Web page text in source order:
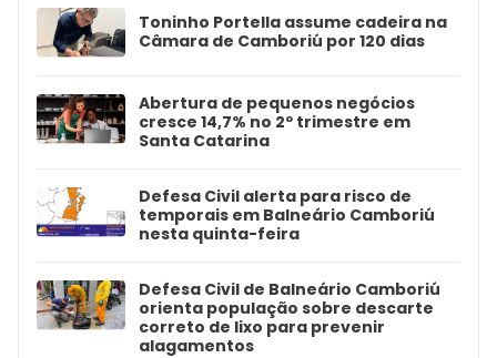
Toninho Portella assume cadeira na
Câmara de Camboriú por 120 dias
Abertura de pequenos negócios
cresce 14,7% no 2º trimestre em
Santa Catarina
Defesa Civil alerta para risco de
temporais em Balneário Camboriú
nesta quinta-feira
Defesa Civil de Balneário Camboriú
orienta população sobre descarte
correto de lixo para prevenir
alagamentos